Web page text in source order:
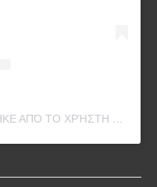
Η ΔΗΜΟΣΊΕΥΣΗ ΚΟΙΝΟΠΟΙΉΘΗΚΕ ΑΠΌ ΤΟ ΧΡΉΣΤΗ METALLICA (@METALLICA)